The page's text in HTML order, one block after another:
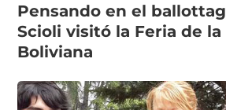
Pensando en el
Scioli visitó la Feria de
Boliviana